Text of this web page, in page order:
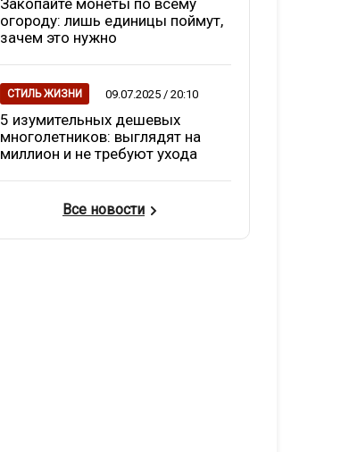
Закопайте монеты по всему
огороду: лишь единицы поймут,
зачем это нужно
СТИЛЬ ЖИЗНИ 09.07.2025 / 20:10
5 изумительных дешевых
многолетников: выглядят на
миллион и не требуют ухода
Все новости